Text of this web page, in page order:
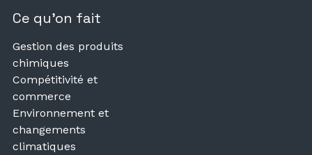
Ce qu’on fait
Gestion des produits
chimiques
Compétitivité et
commerce
Environnement et
changements
climatiques